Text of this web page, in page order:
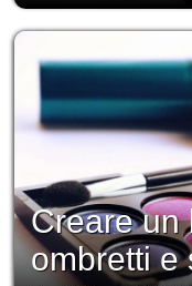
Creare un
ombretti e